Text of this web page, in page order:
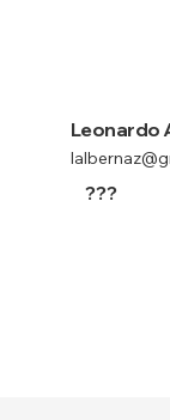
Leonardo
???